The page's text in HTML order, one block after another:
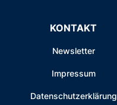
KONTAKT
Newsletter
Impressum
Datenschutzerklärung